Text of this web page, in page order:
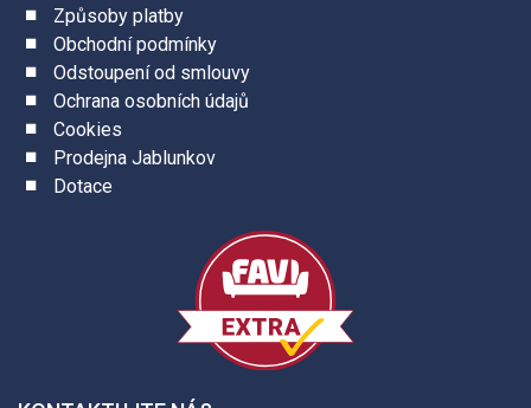
Způsoby platby
Obchodní podmínky
Odstoupení od smlouvy
Ochrana osobních údajů
Cookies
Prodejna Jablunkov
Dotace